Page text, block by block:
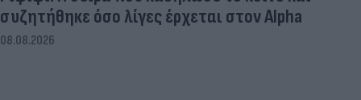
συζητήθηκε όσο λίγες έρχεται στον Alpha
08.08.2026